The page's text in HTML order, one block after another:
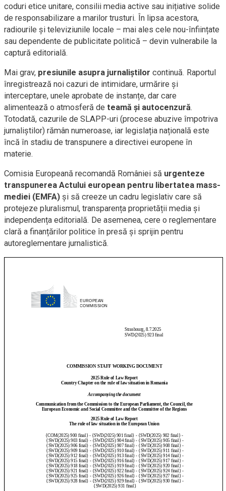
coduri etice unitare, consilii media active sau inițiative solide
de responsabilizare a marilor trusturi. În lipsa acestora,
radiourile și televiziunile locale – mai ales cele nou-înființate
sau dependente de publicitate politică – devin vulnerabile la
captură editorială.
Mai grav, presiunile asupra jurnaliștilor continuă. Raportul
înregistrează noi cazuri de intimidare, urmărire și
interceptare, unele aprobate de instanțe, dar care
alimentează o atmosferă de teamă și autocenzură.
Totodată, cazurile de SLAPP-uri (procese abuzive împotriva
jurnaliștilor) rămân numeroase, iar legislația națională este
încă în stadiu de transpunere a directivei europene în
materie.
Comisia Europeană recomandă României să urgenteze
transpunerea Actului european pentru libertatea mass-
mediei (EMFA) și să creeze un cadru legislativ care să
protejeze pluralismul, transparența proprietății media și
independența editorială. De asemenea, cere o reglementare
clară a finanțărilor politice în presă și sprijin pentru
autoreglementare jurnalistică.